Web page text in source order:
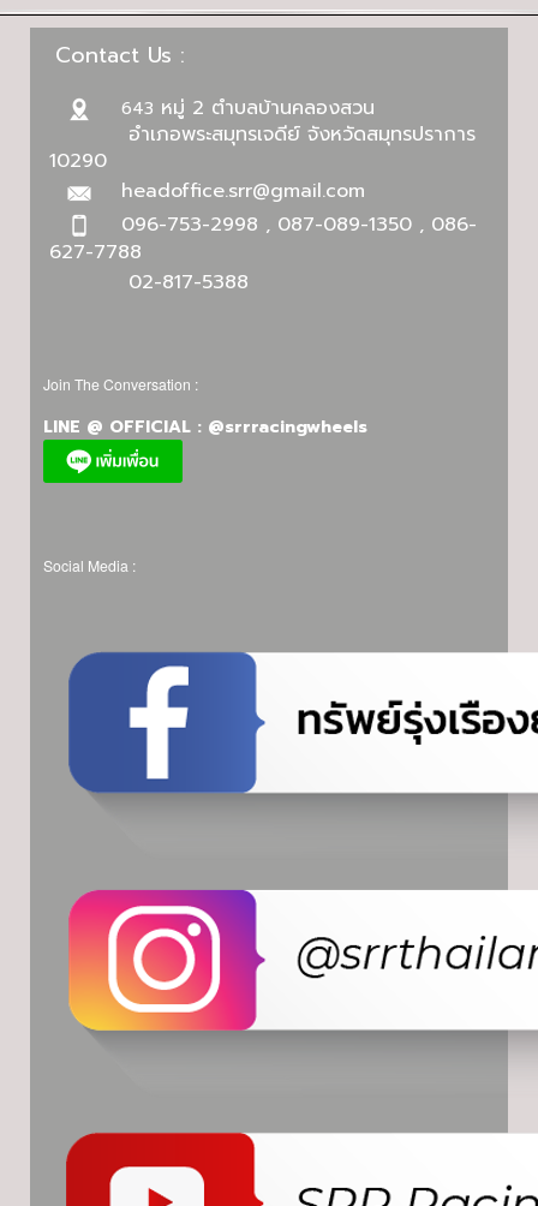
Contact Us :
643 หมู่ 2 ตำบลบ้านคลองสวน
อำเภอพระสมุทรเจดีย์ จังหวัดสมุทรปราการ
10290
headoffice.srr@gmail.com
096-753-2998 , 087-089-1350 , 086-
627-7788
02-817-5388
Join The Conversation :
LINE @ OFFICIAL : @srrracingwheels
Social Media :